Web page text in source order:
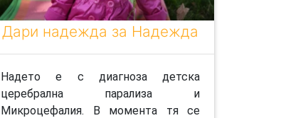
Дари надежда за Надежда
Надето е с диагноза детска
церебрална парализа и
Микроцефалия. В момента тя се